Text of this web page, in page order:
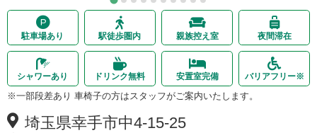
駐車場あり 駅徒歩圏内 親族控え室 夜間滞在
シャワーあり ドリンク無料 安置室完備 バリアフリー※
※一部段差あり 車椅子の方はスタッフがご案内いたします。
埼玉県幸手市中4-15-25